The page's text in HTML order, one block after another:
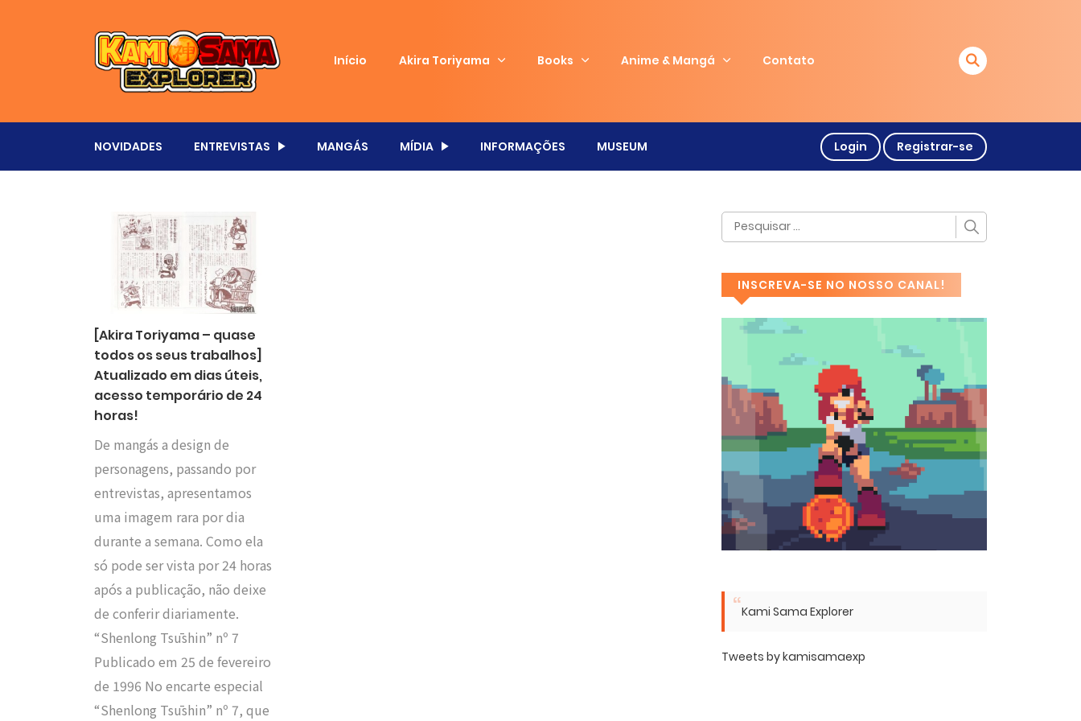
Início Akira Toriyama Books Anime & Mangá Contato
NOVIDADES ENTREVISTAS MANGÁS MÍDIA INFORMAÇÕES MUSEUM Login Registrar-se
[Akira Toriyama – quase
todos os seus trabalhos]
Atualizado em dias úteis,
acesso temporário de 24
horas!
De mangás a design de
personagens, passando por
entrevistas, apresentamos
uma imagem rara por dia
durante a semana. Como ela
só pode ser vista por 24 horas
após a publicação, não deixe
de conferir diariamente.
“Shenlong Tsūshin” nº 7
Publicado em 25 de fevereiro
de 1996 No encarte especial
“Shenlong Tsūshin” nº 7, que
INSCREVA-SE NO NOSSO CANAL!
Kami Sama Explorer
Tweets by kamisamaexp